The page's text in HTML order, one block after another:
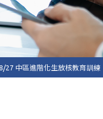
27 中區進階化生放核教育訓練